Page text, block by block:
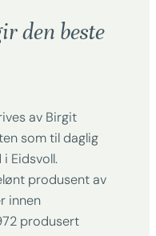
den beste
av Birgit
som til daglig
Eidsvoll.
produsent av
innen
produsert